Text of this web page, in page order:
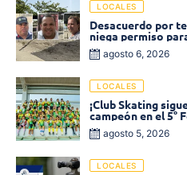
LOCALES
Desacuerdo por
niega permiso
agosto 6, 2026
LOCALES
¡Club Skating
campeón en el 5°
«Soledad sobre
agosto 5, 2026
LOCALES